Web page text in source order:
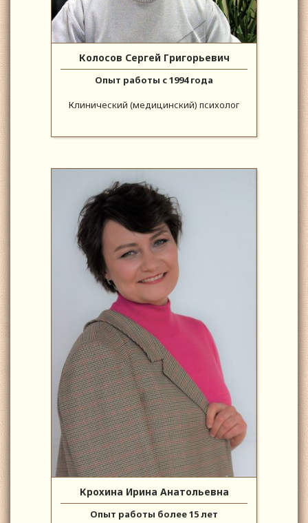
Колосов Сергей Григорьевич
Опыт работы с 1994 года
Клинический (медицинский) психолог
Крохина Ирина Анатольевна
Опыт работы более 15 лет